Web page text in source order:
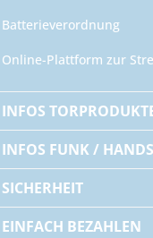
Batterieverordnung
Online-Plattform zur
INFOS
INFOS FUNK /
SICHERHEIT
EINFACH BEZAHLEN